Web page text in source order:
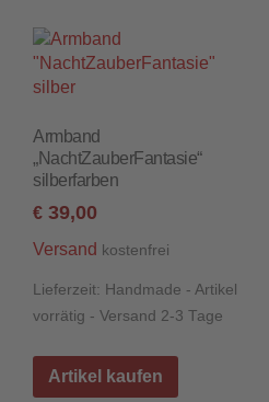
Armband
„NachtZauberFantasie“
silberfarben
€ 39,00
Versand kostenfrei
Lieferzeit: Handmade - Artikel
vorrätig - Versand 2-3 Tage
Artikel kaufen